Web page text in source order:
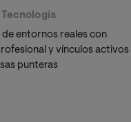
de entornos reales con
y vínculos activos
punteras